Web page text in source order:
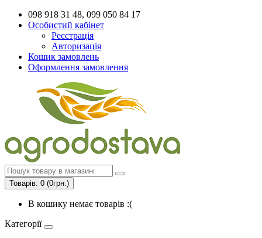
098 918 31 48, 099 050 84 17
Особистий кабінет
Реєстрація
Авторизація
Кошик замовлень
Оформлення замовлення
Товарів: 0 (0грн.)
В кошику немає товарів :(
Категорії